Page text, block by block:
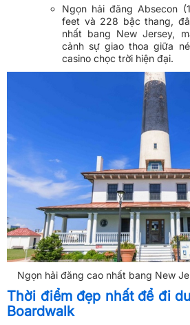
Ngọn hải đăng Absecon
feet và 228 bậc thang,
nhất bang New Jersey,
cảnh sự giao thoa giữa
casino chọc trời hiện đại.
Ngọn hải đăng cao nhất bang New
Thời điểm đẹp nhất để đi
Boardwalk